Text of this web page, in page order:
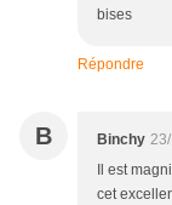
bises
Répondre
B Binchy
Il est
cet